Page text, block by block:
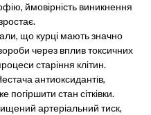
ймовірність виникнення
що курці мають значно
через вплив токсичних
старіння клітин.
антиоксидантів,
погіршити стан сітківки.
артеріальний тиск,